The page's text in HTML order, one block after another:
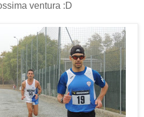
ventura :D